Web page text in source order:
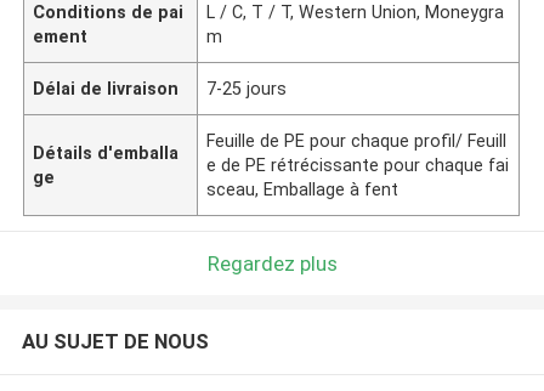
Conditions de pai
ement
L / C, T / T, Western Union, Moneygra
m
Délai de livraison 7-25 jours
Détails d'emballa
ge
Feuille de PE pour chaque profil/ Feuill
e de PE rétrécissante pour chaque fai
sceau, Emballage à fent
Regardez plus
AU SUJET DE NOUS